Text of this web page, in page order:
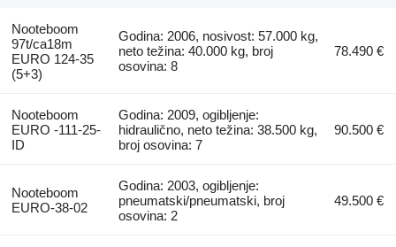
Nooteboom
97t/ca18m
EURO 124-35
(5+3)
Godina: 2006, nosivost: 57.000 kg,
neto težina: 40.000 kg, broj
osovina: 8
78.490 €
Nooteboom
EURO -111-25-
ID
Godina: 2009, ogibljenje:
hidraulično, neto težina: 38.500 kg,
broj osovina: 7
90.500 €
Nooteboom
EURO-38-02
Godina: 2003, ogibljenje:
pneumatski/pneumatski, broj
osovina: 2
49.500 €